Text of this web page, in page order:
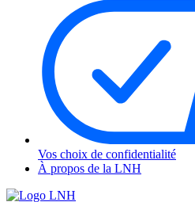
Vos choix de confidentialité
À propos de la LNH